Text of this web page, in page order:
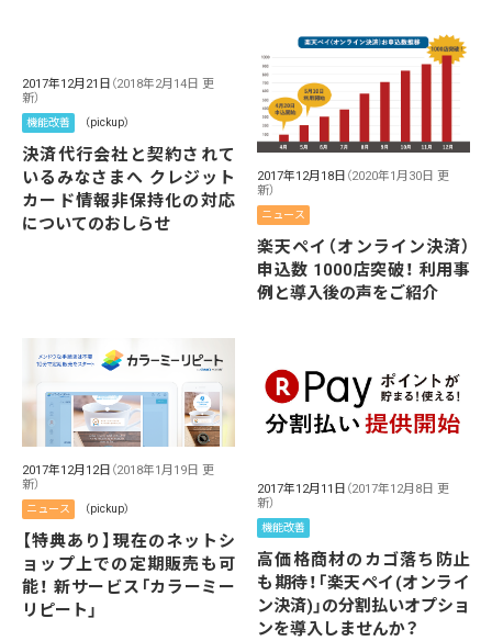
2017年12月21日 （2018年2月14日 更
新）
機能改善 （pickup）
決済代行会社と契約されて
いるみなさまへ クレジット
カード情報非保持化の対応
についてのおしらせ
2017年12月18日 （2020年1月30日 更
新）
ニュース
楽天ペイ（オンライン決済）
申込数 1000店突破！ 利用事
例と導入後の声をご紹介
2017年12月12日 （2018年1月19日 更
新）
ニュース （pickup）
【特典あり】現在のネットシ
ョップ上での定期販売も可
能！ 新サービス「カラーミー
リピート」
2017年12月11日 （2017年12月8日 更
新）
機能改善
高価格商材のカゴ落ち防止
も期待！「楽天ペイ(オンライ
ン決済)」の分割払いオプショ
ンを導入しませんか？